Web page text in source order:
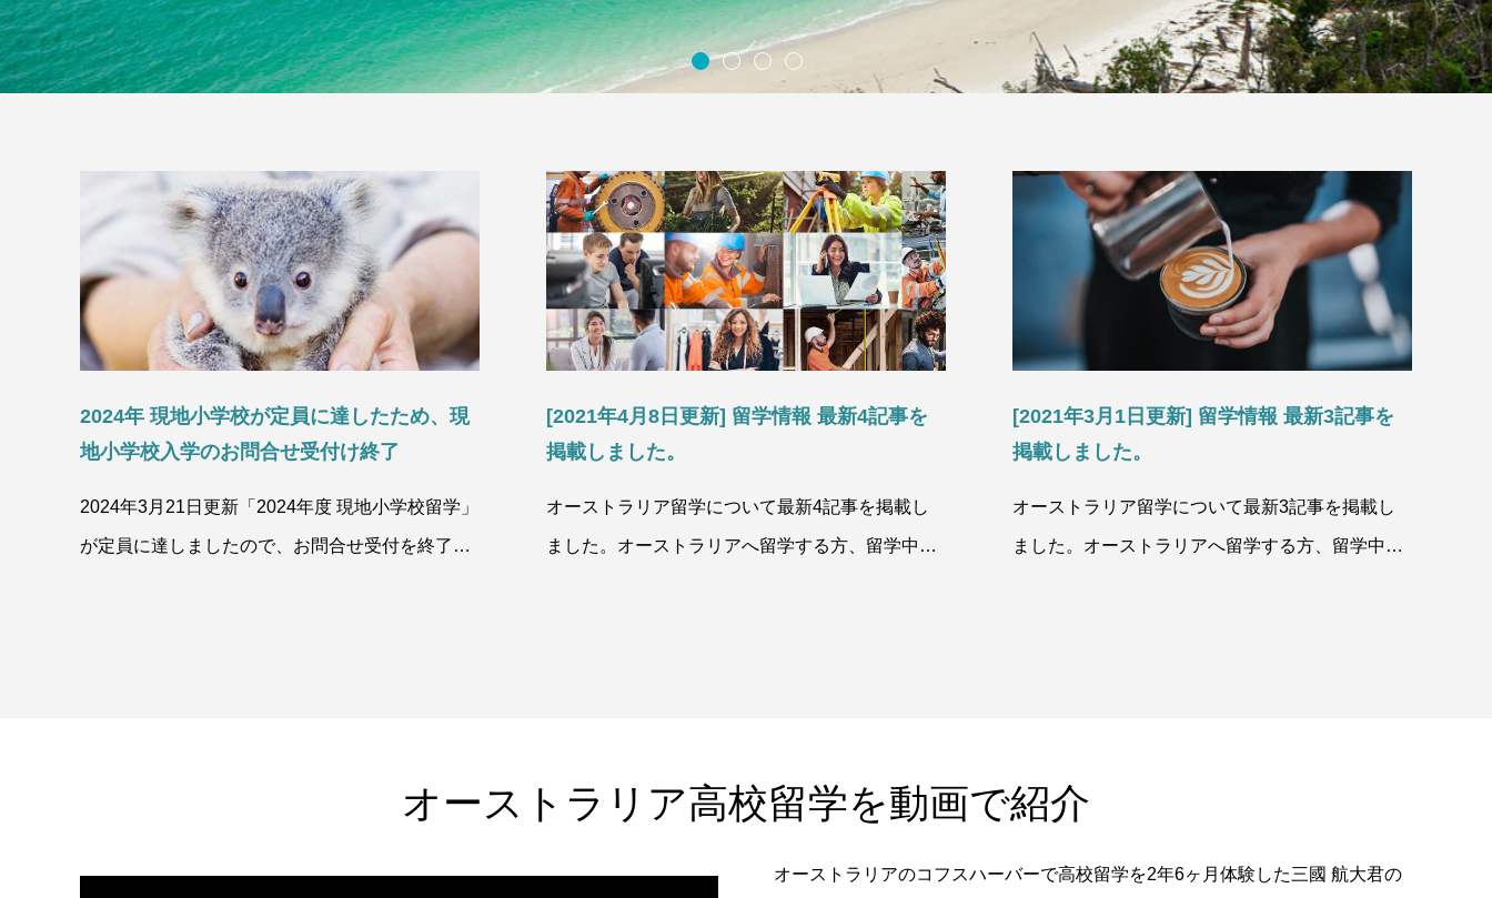
2024年 現地小学校が定員に達したため、現
地小学校入学のお問合せ受付け終了
2024年3月21日更新「2024年度 現地小学校留学」
が定員に達しましたので、お問合せ受付を終了と
[2021年4月8日更新] 留学情報 最新4記事を
掲載しました。
オーストラリア留学について最新4記事を掲載し
ました。オーストラリアへ留学する方、留学中の
[2021年3月1日更新] 留学情報 最新3記事を
掲載しました。
オーストラリア留学について最新3記事を掲載し
ました。オーストラリアへ留学する方、留学中の
オーストラリア高校留学を動画で紹介
オーストラリアのコフスハーバーで高校留学を2年6ヶ月体験した三國 航大君の